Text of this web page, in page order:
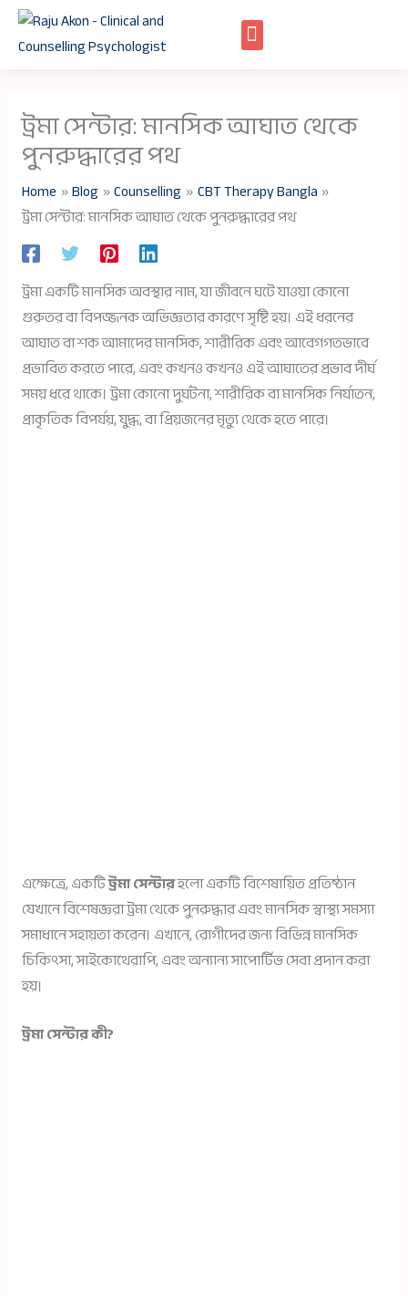
Skip
ট্রমা সেন্টার: মানসিক আঘাত থেকে
পুনরুদ্ধারের পথ
Home Blog Counselling
CBT Therapy Bangla
ট্রমা সেন্টার: মানসিক আঘাত থেকে পুনরুদ্ধারের পথ
ট্রমা একটি মানসিক অবস্থার নাম, যা জীবনে ঘটে যাওয়া কোনো
গুরুতর বা বিপজ্জনক অভিজ্ঞতার কারণে সৃষ্টি হয়। এই ধরনের
আঘাত বা শক আমাদের মানসিক, শারীরিক এবং আবেগগতভাবে
প্রভাবিত করতে পারে, এবং কখনও কখনও এই আঘাতের প্রভাব দীর্ঘ
সময় ধরে থাকে। ট্রমা কোনো দুর্ঘটনা, শারীরিক বা মানসিক নির্যাতন,
প্রাকৃতিক বিপর্যয়, যুদ্ধ, বা প্রিয়জনের মৃত্যু থেকে হতে পারে।
এক্ষেত্রে, একটিট্রমা সেন্টারহলো একটি বিশেষায়িত প্রতিষ্ঠান
যেখানে বিশেষজ্ঞরা ট্রমা থেকে পুনরুদ্ধার এবং মানসিক স্বাস্থ্য সমস্যা
সমাধানে সহায়তা করেন। এখানে, রোগীদের জন্য বিভিন্ন মানসিক
চিকিৎসা, সাইকোথেরাপি, এবং অন্যান্য সাপোর্টিভ সেবা প্রদান করা
হয়।
ট্রমা সেন্টার কী?